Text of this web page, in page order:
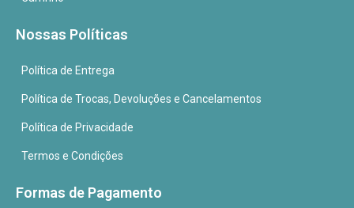
Nossas Políticas
Política de Entrega
Política de Trocas, Devoluções e Cancelamentos
Política de Privacidade
Termos e Condições
Formas de Pagamento